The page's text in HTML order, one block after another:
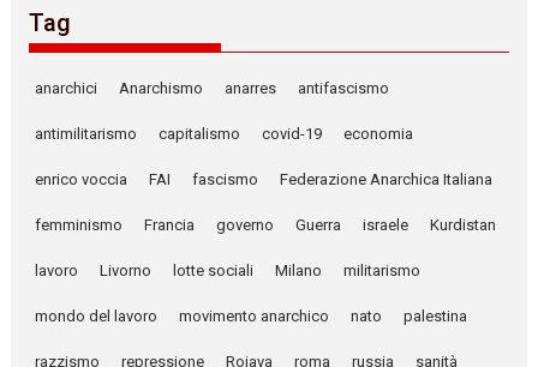
Tag
anarchici Anarchismo anarres antifascismo
antimilitarismo capitalismo covid-19 economia
enrico voccia FAI fascismo Federazione Anarchica Italiana
femminismo Francia governo Guerra israele Kurdistan
lavoro Livorno lotte sociali Milano militarismo
mondo del lavoro movimento anarchico nato palestina
razzismo repressione Rojava roma russia sanità